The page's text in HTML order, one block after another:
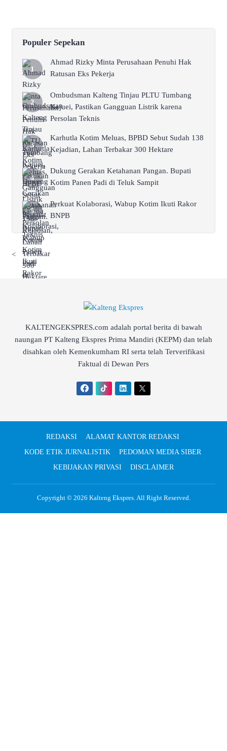
Populer Sepekan
Ahmad Rizky Minta Perusahaan Penuhi Hak
Ratusan Eks Pekerja
Ombudsman Kalteng Tinjau PLTU Tumbang
Kajuei, Pastikan Gangguan Listrik karena
Persolan Teknis
Karhutla Kotim Meluas, BPBD Sebut Sudah 138
Kejadian, Lahan Terbakar 300 Hektare
Dukung Gerakan Ketahanan Pangan. Bupati
Kotim Panen Padi di Teluk Sampit
Perkuat Kolaborasi, Wabup Kotim Ikuti Rakor
BNPB
<
KALTENGEKSPRES.com adalah portal berita di bawah
naungan PT Kalteng Ekspres Prima Mandiri (KEPM) dan telah
disahkan oleh Kemenkumham RI serta telah Terverifikasi
Faktual di Dewan Pers
REDAKSI
ALAMAT KANTOR REDAKSI
KODE ETIK JURNALISTIK
PEDOMAN MEDIA SIBER
KEBIJAKAN PRIVASI
DISCLAIMER
Copyright © 2026 Kalteng Ekspres. All Right Reserved.